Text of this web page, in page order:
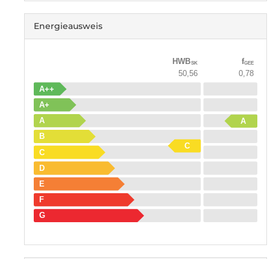
Energieausweis
HWBSK
50,56 0,78
fGEE
A++
A+
A
B
C
D
E
F
G
A
C